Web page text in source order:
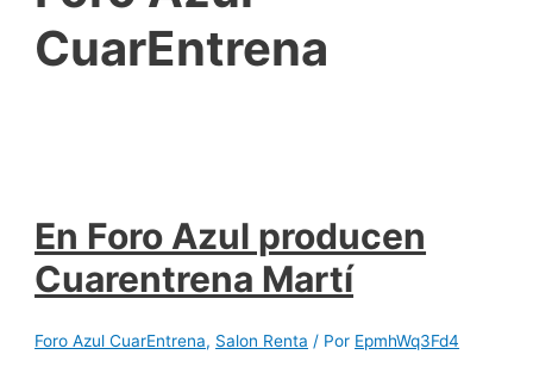
CuarEntrena
En Foro Azul producen
Cuarentrena Martí
Foro Azul CuarEntrena, Salon Renta / Por EpmhWq3Fd4